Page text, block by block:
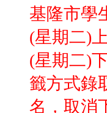
基隆市學
(星期二)
(星期二)
籤方式錄
名，取消